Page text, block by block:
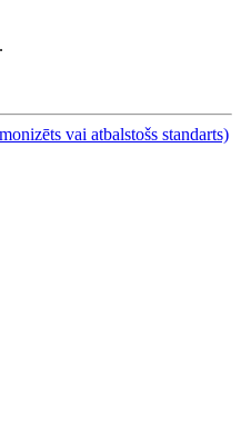
vai atbalstošs standarts)